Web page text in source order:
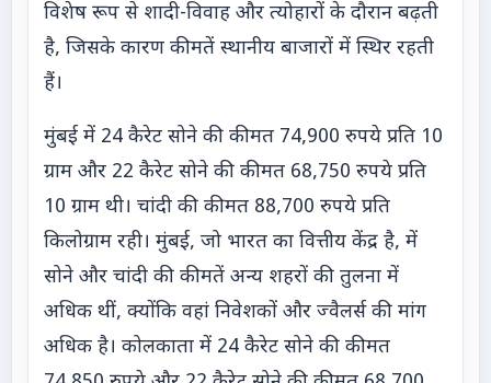
विशेष रूप से शादी-विवाह और त्योहारों के दौरान बढ़ती
है, जिसके कारण कीमतें स्थानीय बाजारों में स्थिर रहती
हैं।
मुंबई में 24 कैरेट सोने की कीमत 74,900 रुपये प्रति 10
ग्राम और 22 कैरेट सोने की कीमत 68,750 रुपये प्रति
10 ग्राम थी। चांदी की कीमत 88,700 रुपये प्रति
किलोग्राम रही। मुंबई, जो भारत का वित्तीय केंद्र है, में
सोने और चांदी की कीमतें अन्य शहरों की तुलना में
अधिक थीं, क्योंकि वहां निवेशकों और ज्वैलर्स की मांग
अधिक है। कोलकाता में 24 कैरेट सोने की कीमत